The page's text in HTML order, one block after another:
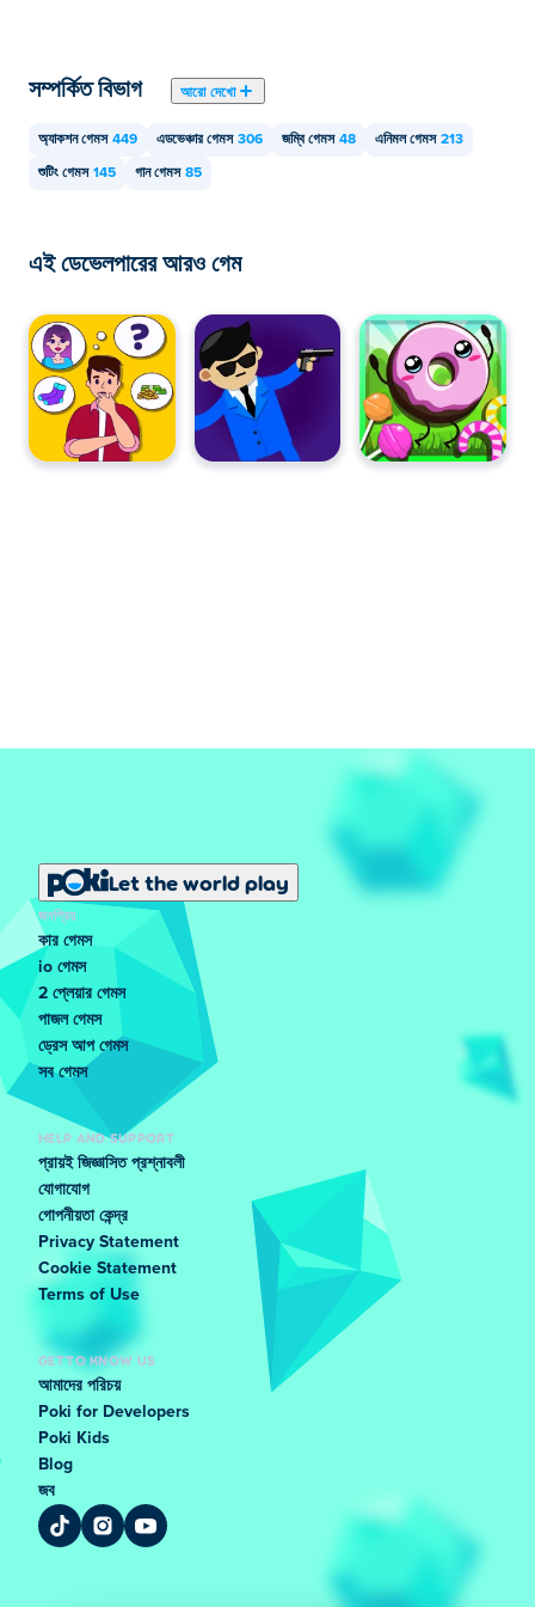
সম্পর্কিত বিভাগ আরো দেখো
অ্যাকশন গেমস 449 এডভেঞ্চার গেমস 306 জম্বি গেমস 48 এনিমল গেমস 213
শুটিং গেমস 145 গান গেমস 85
এই ডেভেলপারের আরও গেম
Let the world play
জনপ্রিয়
কার গেমস
io গেমস
2 প্লেয়ার গেমস
পাজল গেমস
ড্রেস আপ গেমস
সব গেমস
HELP AND SUPPORT
প্রায়ই জিজ্ঞাসিত প্রশ্নাবলী
যোগাযোগ
গোপনীয়তা কেন্দ্র
Privacy Statement
Cookie Statement
Terms of Use
GET TO KNOW US
আমাদের পরিচয়
Poki for Developers
Poki Kids
Blog
জব